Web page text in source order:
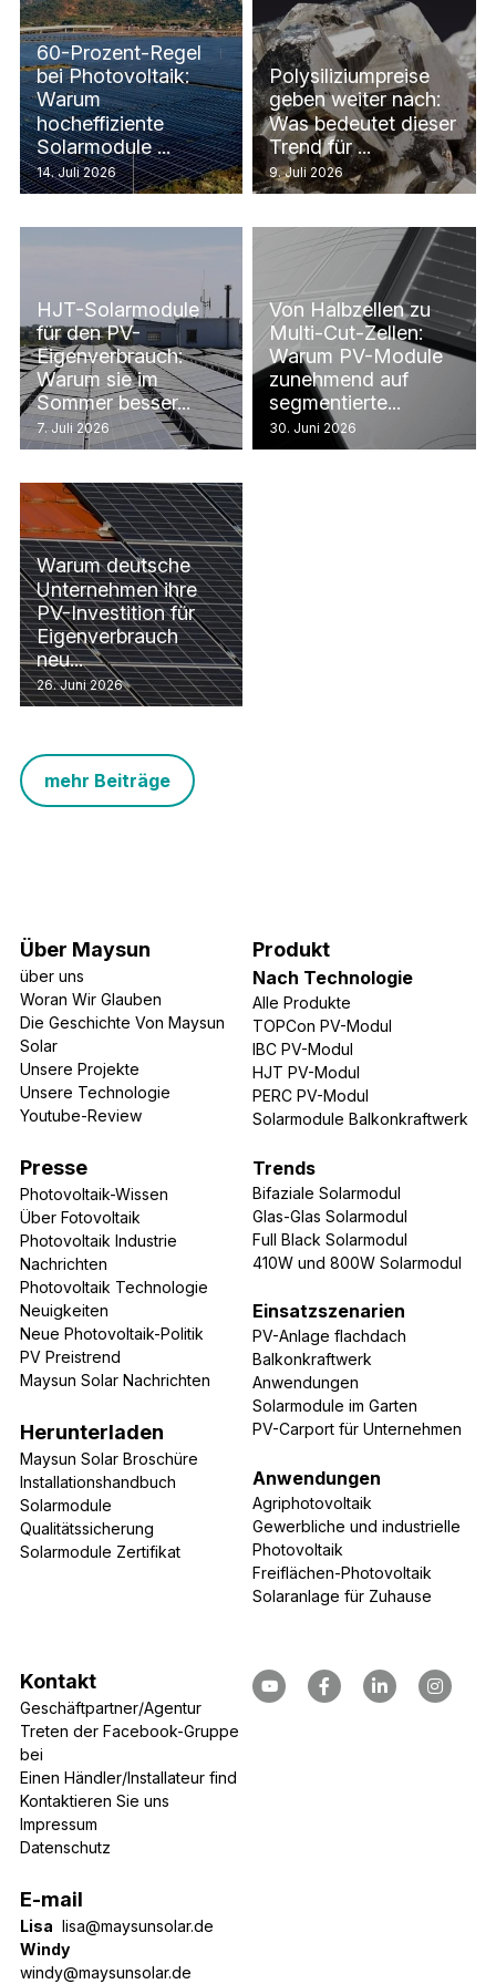
60-Prozent-Regel
bei Photovoltaik:
Warum
hocheffiziente
Solarmodule ...
14. Juli 2026
Polysiliziumpreise
geben weiter nach:
Was bedeutet dieser
Trend für ...
9. Juli 2026
HJT-Solarmodule
für den PV-
Eigenverbrauch:
Warum sie im
Sommer besser...
7. Juli 2026
Von Halbzellen zu
Multi-Cut-Zellen:
Warum PV-Module
zunehmend auf
segmentierte...
30. Juni 2026
Warum deutsche
Unternehmen ihre
PV-Investition für
Eigenverbrauch
neu...
26. Juni 2026
mehr Beiträge
Über Maysun
über uns
Woran Wir Glauben
Die Geschichte Von Maysun
Solar
Unsere Projekte
Unsere Technologie
Youtube-Review
Presse
Photovoltaik-Wissen
Über Fotovoltaik
Photovoltaik Industrie
Nachrichten
Photovoltaik Technologie
Neuigkeiten
Neue Photovoltaik-Politik
PV Preistrend
Maysun Solar Nachrichten
Herunterladen
Maysun Solar Broschüre
Installationshandbuch
Solarmodule
Qualitätssicherung
Solarmodule Zertifikat
Produkt​
Nach Technologie
Alle Produkte
TOPCon PV-Modul
IBC PV-Modul
HJT PV-Modul
PERC PV-Modul
Solarmodule Balkonkraftwerk
Trends
Bifaziale Solarmodul
Glas-Glas Solarmodul
Full Black Solarmodul
410W und 800W Solarmodul
Einsatzszenarien
PV-Anlage flachdach
Balkonkraftwerk
Anwendungen
Solarmodule im Garten
PV-Carport für Unternehmen
Anwendungen
Agriphotovoltaik
Gewerbliche und industrielle
Photovoltaik
Freiflächen-Photovoltaik
Solaranlage für Zuhause
Kontakt
Geschäftpartner/Agentur
Treten der Facebook-Gruppe
bei
Einen Händler/Installateur find
Kontaktieren Sie uns
Impressum
Datenschutz
E-mail
Lisa lisa@maysunsolar.de
Windy
windy@maysunsolar.de